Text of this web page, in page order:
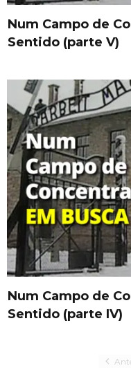
Num Campo de
Sentido (parte V)
Num Campo de
Sentido (parte IV)